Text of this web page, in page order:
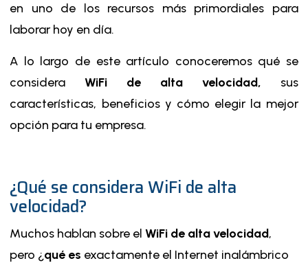
en uno de los recursos más primordiales para
laborar hoy en día.
A lo largo de este artículo conoceremos qué se
consideraWiFi de alta velocidad, sus
características, beneficios y cómo elegir la mejor
opción para tu empresa.
¿Qué se considera WiFi de alta
velocidad?
Muchos hablan sobre elWiFi de alta velocidad,
pero ¿qué es exactamente el Internet inalámbrico